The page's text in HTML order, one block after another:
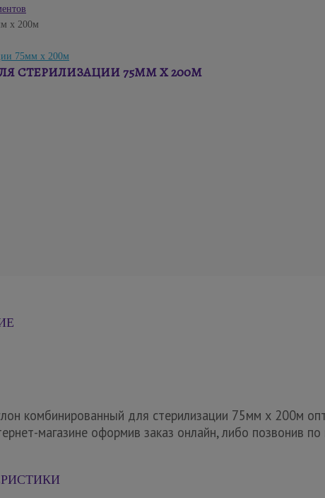
x 200м
СТЕРИЛИЗАЦИИ 75ММ X 200М
комбинированный для стерилизации 75мм x 200м
магазине оформив заказ онлайн, либо позвонив